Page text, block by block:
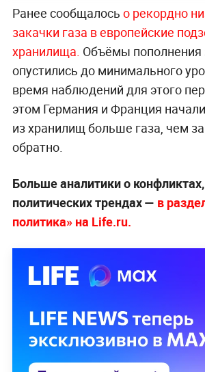
Ранее сообщалось о рекордно
закачки газа в европейские
хранилища. Объёмы пополнения
опустились до минимального
время наблюдений для этого
этом Германия и Франция
из хранилищ больше газа, чем
обратно.
Больше аналитики о
политических трендах — в
политика» на Life.ru.